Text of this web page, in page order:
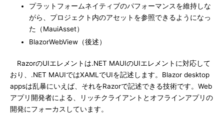
プラットフォームネイティブのパフォーマンスを維持しな
がら、プロジェクト内のアセットを参照できるようになっ
た（MauiAsset）
BlazorWebView（後述）
RazorのUIエレメントは.NET MAUIのUIエレメントに対応して
おり、.NET MAUIではXAMLでUIを記述します。Blazor desktop
appsは乱暴にいえば、それをRazorで記述できる技術です。Web
アプリ開発者による、リッチクライアントとオフラインアプリの
開発にフォーカスしています。